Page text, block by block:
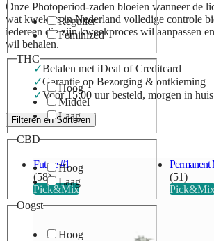
Regulier
Feminized
THC
Hoog
Middel
Laag
CBD
Hoog
Laag
Oogst
Hoog
Onze Photoperiod-zaden bloeien wanneer de
wat kwekers in Nederland volledige controle
iedereen die zijn kweekproces wil aanpassen
wil behalen.
Betalen met iDeal of Creditcard
Garantie op Bezorging & ontkieming
Voor 15:00 uur besteld, morgen in
Filteren en Sorteren
Future #1
(58)
Pick&Mix
Permanent
(51)